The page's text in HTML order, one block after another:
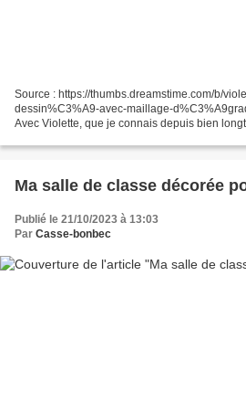
Source : https://thumbs.dreamstime.com/b/
dessin%C3%A9-avec-maillage-
Avec Violette, que je connais depuis bien
Ma salle de classe décorée
Publié le 21/10/2023 à 13:03
Par Casse-bonbec